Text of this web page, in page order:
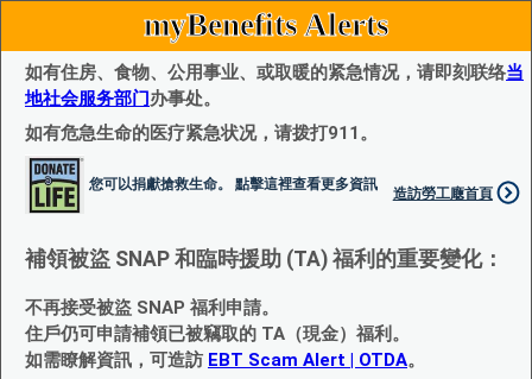
myBenefits Alerts
如有住房、食物、公用事业、或取暖的紧急情况，请即刻联络当
地社会服务部门办事处。
如有危急生命的医疗紧急状况，请拨打911。
您可以捐獻搶救生命。 點擊這裡查看更多資訊
造訪勞工廰首頁
補領被盜 SNAP 和臨時援助 (TA) 福利的重要變化：
不再接受被盜 SNAP 福利申請。
住戶仍可申請補領已被竊取的 TA（現金）福利。
如需瞭解資訊，可造訪 EBT Scam Alert | OTDA。